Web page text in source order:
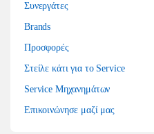
Συνεργάτες
Brands
Προσφορές
Στείλε κάτι για το Service
Service Μηχανημάτων
Επικοινώνησε μαζί μας